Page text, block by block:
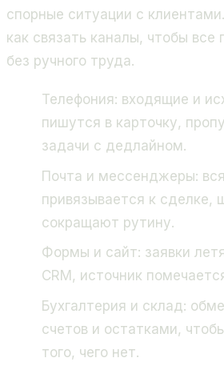
спорные ситуации с
как связать каналы, чтобы все
без ручного труда.
Телефония: входящие и
пишутся в карточку,
задачи с дедлайном.
Почта и мессенджеры:
привязывается к сделке,
сокращают рутину.
Формы и сайт: заявки
CRM, источник
Бухгалтерия и склад:
счетов и остатками,
того, чего нет.